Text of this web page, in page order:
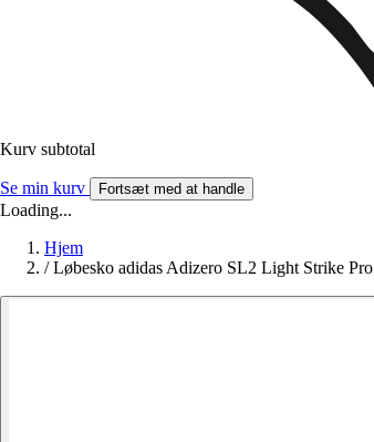
Kurv subtotal
Se min kurv Fortsæt med at handle
Loading...
Hjem
/ Løbesko adidas Adizero SL2 Light Strike Pro